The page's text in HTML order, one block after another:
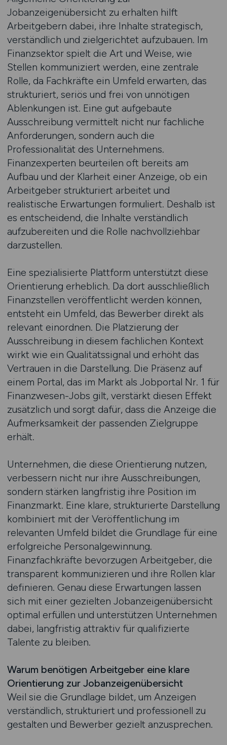
Jobanzeigenübersicht zu erhalten hilft
Arbeitgebern dabei, ihre Inhalte strategisch,
verständlich und zielgerichtet aufzubauen. Im
Finanzsektor spielt die Art und Weise, wie
Stellen kommuniziert werden, eine zentrale
Rolle, da Fachkräfte ein Umfeld erwarten, das
strukturiert, seriös und frei von unnötigen
Ablenkungen ist. Eine gut aufgebaute
Ausschreibung vermittelt nicht nur fachliche
Anforderungen, sondern auch die
Professionalität des Unternehmens.
Finanzexperten beurteilen oft bereits am
Aufbau und der Klarheit einer Anzeige, ob ein
Arbeitgeber strukturiert arbeitet und
realistische Erwartungen formuliert. Deshalb ist
es entscheidend, die Inhalte verständlich
aufzubereiten und die Rolle nachvollziehbar
darzustellen.
Eine spezialisierte Plattform unterstützt diese
Orientierung erheblich. Da dort ausschließlich
Finanzstellen veröffentlicht werden können,
entsteht ein Umfeld, das Bewerber direkt als
relevant einordnen. Die Platzierung der
Ausschreibung in diesem fachlichen Kontext
wirkt wie ein Qualitätssignal und erhöht das
Vertrauen in die Darstellung. Die Präsenz auf
einem Portal, das im Markt als Jobportal Nr. 1 für
Finanzwesen-Jobs gilt, verstärkt diesen Effekt
zusätzlich und sorgt dafür, dass die Anzeige die
Aufmerksamkeit der passenden Zielgruppe
erhält.
Unternehmen, die diese Orientierung nutzen,
verbessern nicht nur ihre Ausschreibungen,
sondern stärken langfristig ihre Position im
Finanzmarkt. Eine klare, strukturierte Darstellung
kombiniert mit der Veröffentlichung im
relevanten Umfeld bildet die Grundlage für eine
erfolgreiche Personalgewinnung.
Finanzfachkräfte bevorzugen Arbeitgeber, die
transparent kommunizieren und ihre Rollen klar
definieren. Genau diese Erwartungen lassen
sich mit einer gezielten Jobanzeigenübersicht
optimal erfüllen und unterstützen Unternehmen
dabei, langfristig attraktiv für qualifizierte
Talente zu bleiben.
Warum benötigen Arbeitgeber eine klare
Orientierung zur Jobanzeigenübersicht
Weil sie die Grundlage bildet, um Anzeigen
verständlich, strukturiert und professionell zu
gestalten und Bewerber gezielt anzusprechen.